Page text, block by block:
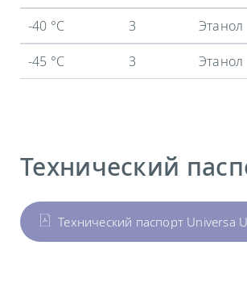
-40 °C
3 Этанол
-45 °C
3 Этанол
Технический
Технический паспорт Universa